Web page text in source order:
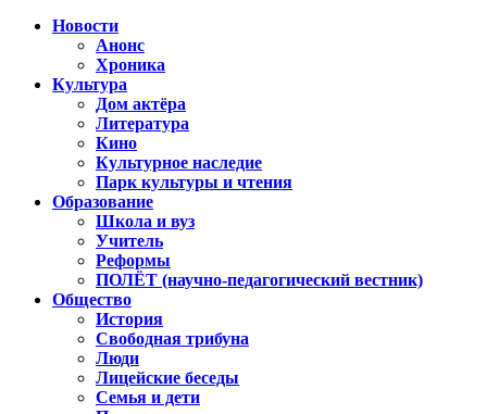
Новости
Анонс
Хроника
Культура
Дом актёра
Литература
Кино
Культурное наследие
Парк культуры и чтения
Образование
Школа и вуз
Учитель
Реформы
ПОЛЁТ (научно-педагогический вестник)
Общество
История
Свободная трибуна
Люди
Лицейские беседы
Семья и дети